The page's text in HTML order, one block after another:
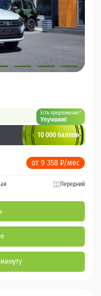
Есть предложение?
Улучшим!
10 000 баллов
от 9 358 ₽/мес
Передний